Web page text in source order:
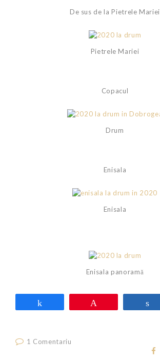
De sus de la Pietrele Mariei
Pietrele Mariei
Copacul
Drum
Enisala
Enisala
Enisala panoramă
1 Comentariu